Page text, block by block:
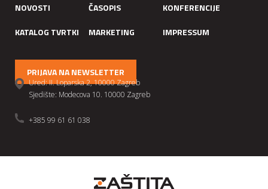
NOVOSTI ČASOPIS
KONFERENCIJE
KATALOG TVRTKI
MARKETING IMPRESSUM
PRIJAVA NA NEWSLETTER
Ured: II. Loparska 2, 10000 Zagreb
Sjedište: Modecova 10. 10000 Zagreb
+385 99 61 61 038